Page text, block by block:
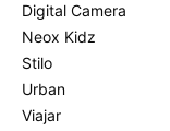
Digital Camera
Neox Kidz
Stilo
Urban
Viajar